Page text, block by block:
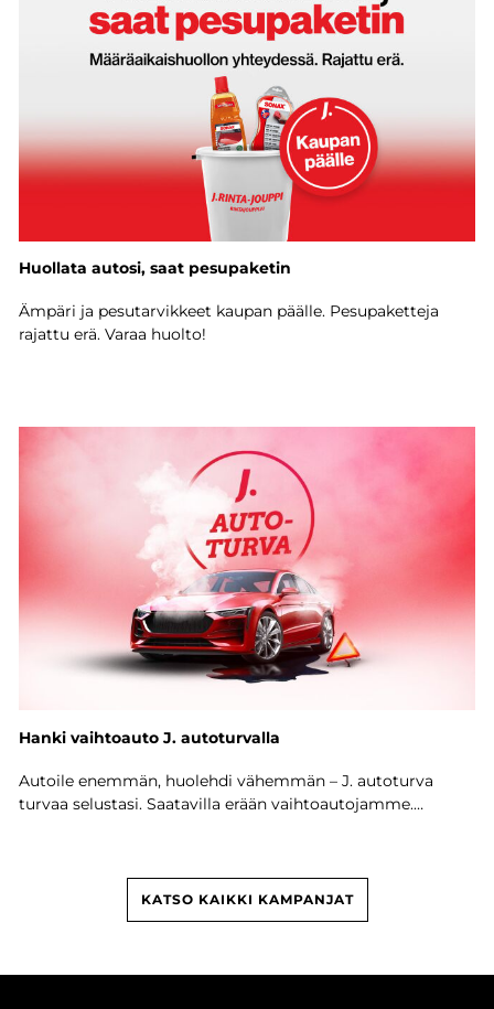
Huollata autosi, saat pesupaketin
Ämpäri ja pesutarvikkeet kaupan päälle. Pesupaketteja
rajattu erä. Varaa huolto!
Hanki vaihtoauto J. autoturvalla
Autoile enemmän, huolehdi vähemmän – J. autoturva
turvaa selustasi. Saatavilla erään vaihtoautojamme.
KATSO KAIKKI KAMPANJAT